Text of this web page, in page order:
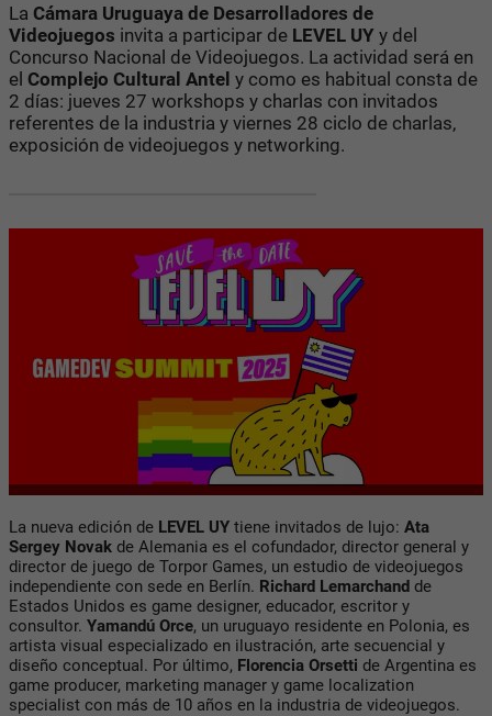
La Cámara Uruguaya de Desarrolladores de
Videojuegos invita a participar de LEVEL UY y del
Concurso Nacional de Videojuegos. La actividad será en
el Complejo Cultural Antel y como es habitual consta de
2 días: jueves 27 workshops y charlas con invitados
referentes de la industria y viernes 28 ciclo de charlas,
exposición de videojuegos y networking.
La nueva edición de LEVEL UY tiene invitados de lujo: Ata
Sergey Novak de Alemania es el cofundador, director general y
director de juego de Torpor Games, un estudio de videojuegos
independiente con sede en Berlín. Richard Lemarchand de
Estados Unidos es game designer, educador, escritor y
consultor. Yamandú Orce, un uruguayo residente en Polonia, es
artista visual especializado en ilustración, arte secuencial y
diseño conceptual. Por último, Florencia Orsetti de Argentina es
game producer, marketing manager y game localization
specialist con más de 10 años en la industria de videojuegos.